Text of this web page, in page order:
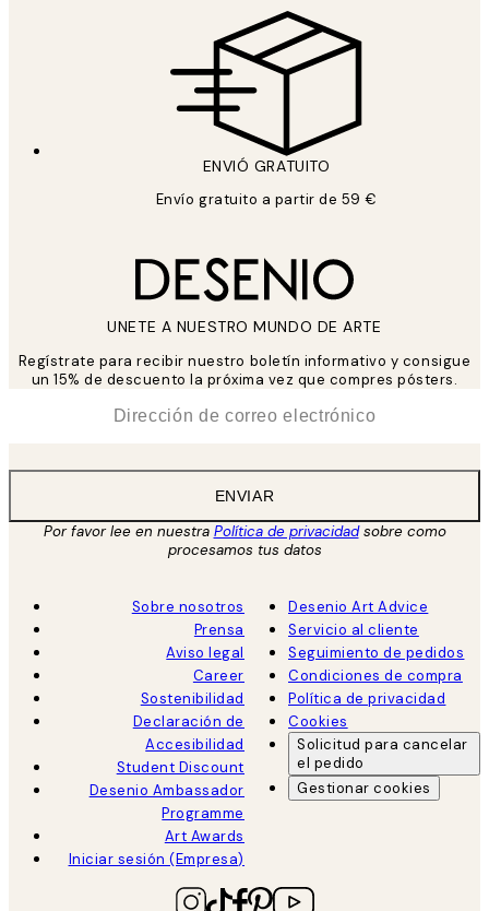
ENVIÓ GRATUITO
Envío gratuito a partir de 59 €
UNETE A NUESTRO MUNDO DE ARTE
Regístrate para recibir nuestro boletín informativo y consigue
un 15% de descuento la próxima vez que compres pósters.
ENVIAR
Por favor lee en nuestra Política de privacidadsobre como
procesamos tus datos
Sobre nosotros
Prensa
Aviso legal
Career
Sostenibilidad
Declaración de
Accesibilidad
Student Discount
Desenio Ambassador
Programme
Art Awards
Iniciar sesión (Empresa)
Desenio Art Advice
Servicio al cliente
Seguimiento de pedidos
Condiciones de compra
Política de privacidad
Cookies
Solicitud para cancelar
el pedido
Gestionar cookies